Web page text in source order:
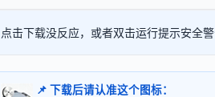
点击下载没反应，或者双击运行提示安全警
📌 下载后请认准这个图标：